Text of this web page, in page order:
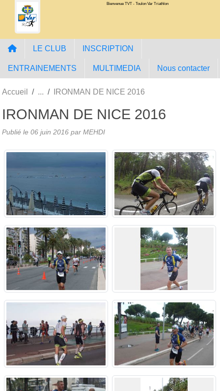
Bienvenue TVT - Toulon Var Triathlon
LE CLUB INSCRIPTION
ENTRAINEMENTS MULTIMEDIA Nous contacter
Accueil IRONMAN DE NICE 2016
IRONMAN DE NICE 2016
Publié le 06 juin 2016 par MEHDI
Panneau de gestion des cookies